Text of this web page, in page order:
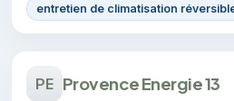
entretien de climatisation
PE Provence Energie 13